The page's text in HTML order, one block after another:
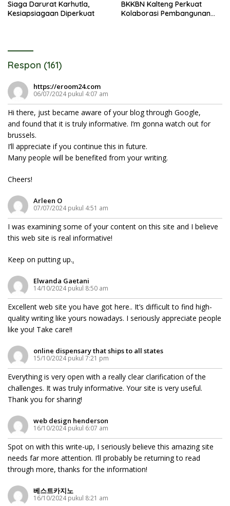
Siaga Darurat Karhutla,
Kesiapsiagaan Diperkuat
BKKBN Kalteng Perkuat
Kolaborasi Pembangunan
Respon (161)
https://eroom24.com
06/07/2024 pukul 4:07 am
Hi there, just became aware of your blog through Google,
and found that it is truly informative. I’m gonna watch out for
brussels.
I’ll appreciate if you continue this in future.
Many people will be benefited from your writing.
Cheers!
Arleen O
07/07/2024 pukul 4:51 am
I was examining some of your content on this site and I believe
this web site is real informative!
Keep on putting up..
Elwanda Gaetani
14/10/2024 pukul 8:50 am
Excellent web site you have got here.. It’s difficult to find high-
quality writing like yours nowadays. I seriously appreciate people
like you! Take care!!
online dispensary that ships to all states
15/10/2024 pukul 7:21 pm
Everything is very open with a really clear clarification of the
challenges. It was truly informative. Your site is very useful.
Thank you for sharing!
web design henderson
16/10/2024 pukul 6:07 am
Spot on with this write-up, I seriously believe this amazing site
needs far more attention. I’ll probably be returning to read
through more, thanks for the information!
베스트카지노
16/10/2024 pukul 8:21 am